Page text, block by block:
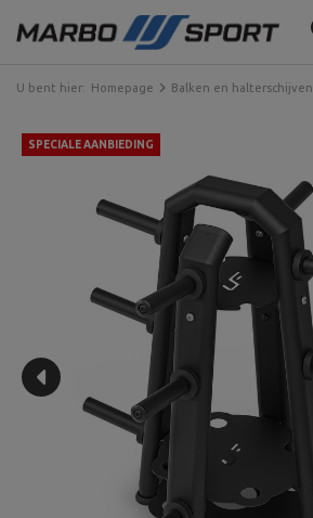
U bent hier: Homepage Balken en halterschijven
SPECIALE AANBIEDING